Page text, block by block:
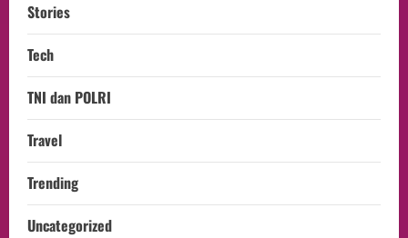
Stories
Tech
TNI dan POLRI
Travel
Trending
Uncategorized